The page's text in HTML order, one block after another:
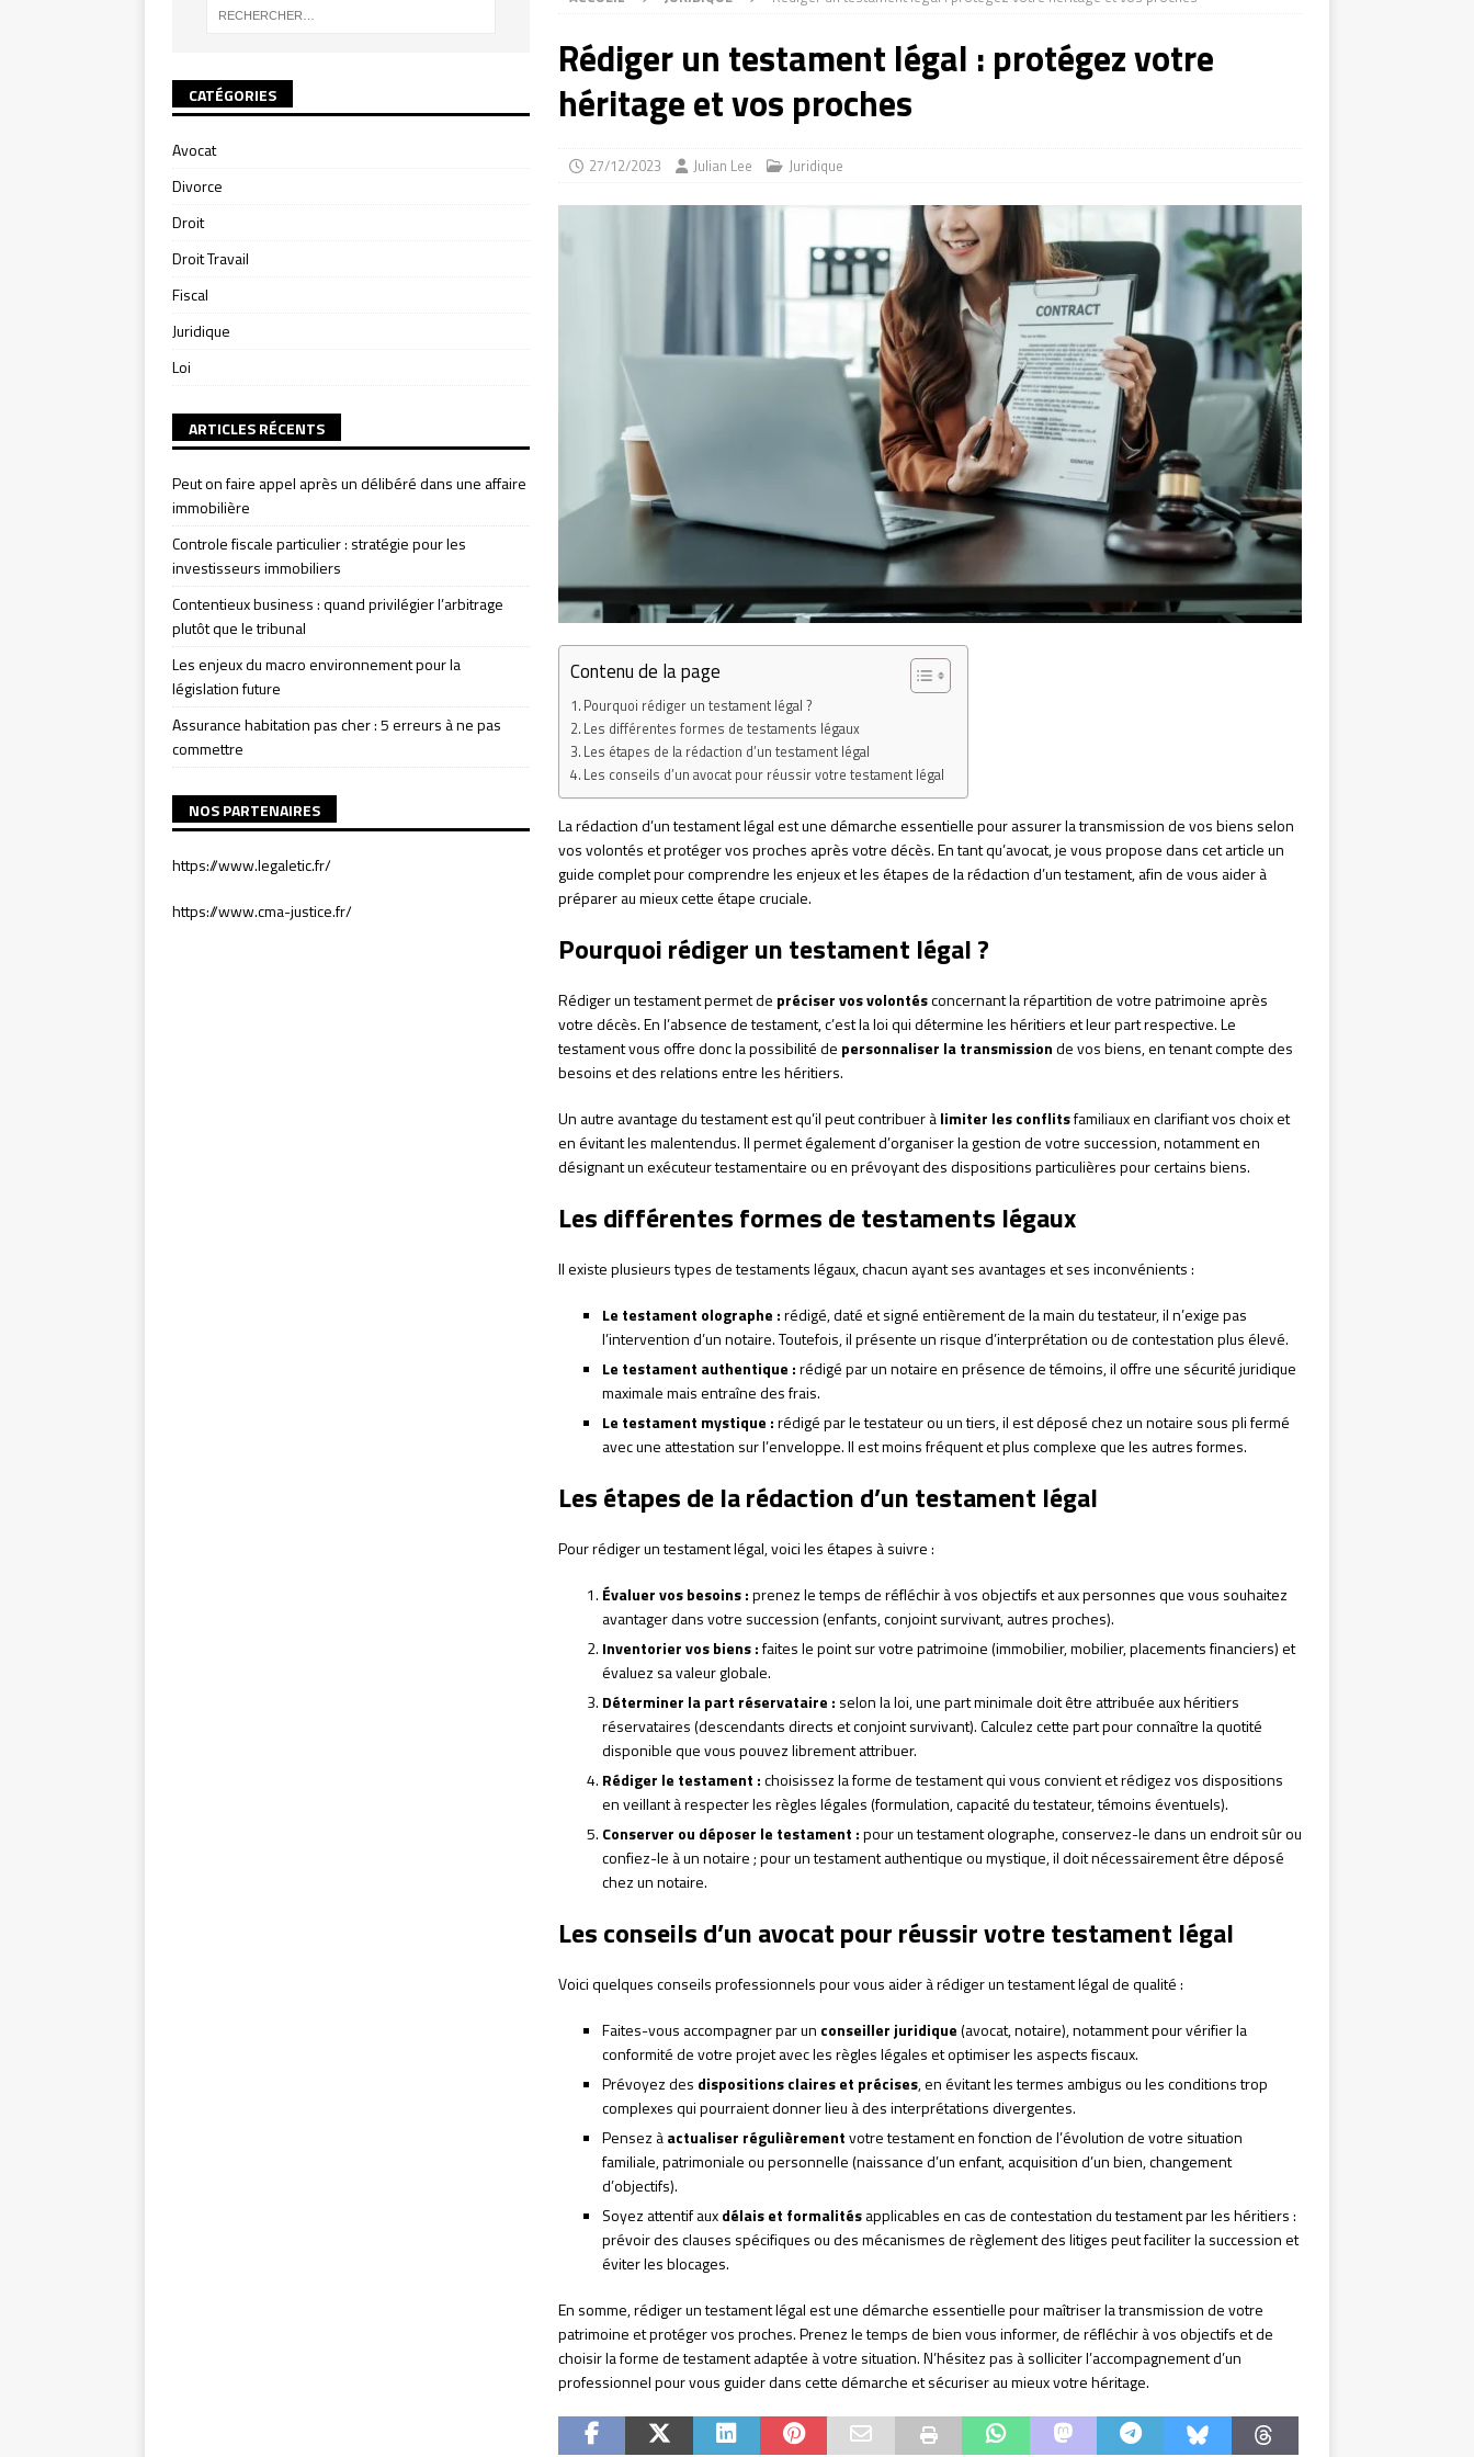
Rédiger un testament légal : protégez votre
héritage et vos proches
27/12/2023 Julian Lee Juridique
Contenu de la page
Pourquoi rédiger un testament légal ?
Les différentes formes de testaments légaux
Les étapes de la rédaction d’un testament légal
Les conseils d’un avocat pour réussir votre testament légal
La rédaction d’un testament légal est une démarche essentielle pour assurer la transmission de vos biens selon
vos volontés et protéger vos proches après votre décès. En tant qu’avocat, je vous propose dans cet article un
guide complet pour comprendre les enjeux et les étapes de la rédaction d’un testament, afin de vous aider à
préparer au mieux cette étape cruciale.
Pourquoi rédiger un testament légal ?
Rédiger un testament permet de préciser vos volontésconcernant la répartition de votre patrimoine après
votre décès. En l’absence de testament, c’est la loi qui détermine les héritiers et leur part respective. Le
testament vous offre donc la possibilité de personnaliser la transmissionde vos biens, en tenant compte des
besoins et des relations entre les héritiers.
Un autre avantage du testament est qu’il peut contribuer àlimiter les conflitsfamiliaux en clarifiant vos choix et
en évitant les malentendus. Il permet également d’organiser la gestion de votre succession, notamment en
désignant un exécuteur testamentaire ou en prévoyant des dispositions particulières pour certains biens.
Les différentes formes de testaments légaux
Il existe plusieurs types de testaments légaux, chacun ayant ses avantages et ses inconvénients :
Le testament olographe :rédigé, daté et signé entièrement de la main du testateur, il n’exige pas
l’intervention d’un notaire. Toutefois, il présente un risque d’interprétation ou de contestation plus élevé.
Le testament authentique :rédigé par un notaire en présence de témoins, il offre une sécurité juridique
maximale mais entraîne des frais.
Le testament mystique :rédigé par le testateur ou un tiers, il est déposé chez un notaire sous pli fermé
avec une attestation sur l’enveloppe. Il est moins fréquent et plus complexe que les autres formes.
Les étapes de la rédaction d’un testament légal
Pour rédiger un testament légal, voici les étapes à suivre :
Évaluer vos besoins :prenez le temps de réfléchir à vos objectifs et aux personnes que vous souhaitez
avantager dans votre succession (enfants, conjoint survivant, autres proches).
Inventorier vos biens :faites le point sur votre patrimoine (immobilier, mobilier, placements financiers) et
évaluez sa valeur globale.
Déterminer la part réservataire : selon la loi, une part minimale doit être attribuée aux héritiers
réservataires (descendants directs et conjoint survivant). Calculez cette part pour connaître la quotité
disponible que vous pouvez librement attribuer.
Rédiger le testament :choisissez la forme de testament qui vous convient et rédigez vos dispositions
en veillant à respecter les règles légales (formulation, capacité du testateur, témoins éventuels).
Conserver ou déposer le testament :pour un testament olographe, conservez-le dans un endroit sûr ou
confiez-le à un notaire ; pour un testament authentique ou mystique, il doit nécessairement être déposé
chez un notaire.
Les conseils d’un avocat pour réussir votre testament légal
Voici quelques conseils professionnels pour vous aider à rédiger un testament légal de qualité :
Faites-vous accompagner par un conseiller juridique(avocat, notaire), notamment pour vérifier la
conformité de votre projet avec les règles légales et optimiser les aspects fiscaux.
Prévoyez des dispositions claires et précises, en évitant les termes ambigus ou les conditions trop
complexes qui pourraient donner lieu à des interprétations divergentes.
Pensez àactualiser régulièrementvotre testament en fonction de l’évolution de votre situation
familiale, patrimoniale ou personnelle (naissance d’un enfant, acquisition d’un bien, changement
d’objectifs).
Soyez attentif auxdélais et formalitésapplicables en cas de contestation du testament par les héritiers :
prévoir des clauses spécifiques ou des mécanismes de règlement des litiges peut faciliter la succession et
éviter les blocages.
En somme, rédiger un testament légal est une démarche essentielle pour maîtriser la transmission de votre
patrimoine et protéger vos proches. Prenez le temps de bien vous informer, de réfléchir à vos objectifs et de
choisir la forme de testament adaptée à votre situation. N’hésitez pas à solliciter l’accompagnement d’un
professionnel pour vous guider dans cette démarche et sécuriser au mieux votre héritage.
CATÉGORIES
Avocat
Divorce
Droit
Droit Travail
Fiscal
Juridique
Loi
ARTICLES RÉCENTS
Peut on faire appel après un délibéré dans une affaire
immobilière
Controle fiscale particulier : stratégie pour les
investisseurs immobiliers
Contentieux business : quand privilégier l’arbitrage
plutôt que le tribunal
Les enjeux du macro environnement pour la
législation future
Assurance habitation pas cher : 5 erreurs à ne pas
commettre
NOS PARTENAIRES
https://www.legaletic.fr/
https://www.cma-justice.fr/